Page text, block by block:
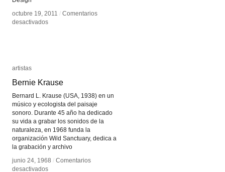
octubre 19, 2011 / Comentarios
desactivadosen
octubre 19, 2011 / Comentarios
desactivadosen
artistas
Bernie Krause
Bernard L. Krause (USA, 1938) en un
músico y ecologista del paisaje
sonoro. Durante 45 año ha dedicado
su vida a grabar los sonidos de la
naturaleza, en 1968 funda la
organización Wild Sanctuary, dedica a
la grabación y archivo
junio 24, 1968 / Comentarios
desactivadosen
artistas
Bernie Krause
junio 24, 1968 / Comentarios
desactivadosen